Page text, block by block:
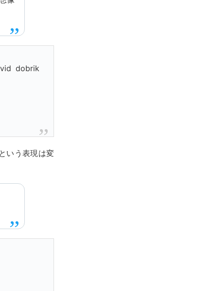
dobrik
いう表現は変